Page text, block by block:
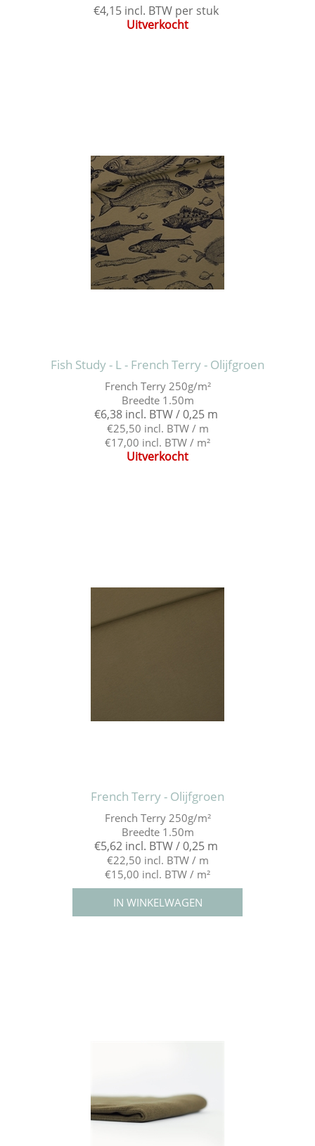
€4,15 incl. BTW per stuk
Uitverkocht
Fish Study - L - French Terry - Olijfgroen
French Terry 250g/m²
Breedte 1.50m
€6,38 incl. BTW / 0,25 m
€25,50 incl. BTW / m
€17,00 incl. BTW / m²
Uitverkocht
French Terry - Olijfgroen
French Terry 250g/m²
Breedte 1.50m
€5,62 incl. BTW / 0,25 m
€22,50 incl. BTW / m
€15,00 incl. BTW / m²